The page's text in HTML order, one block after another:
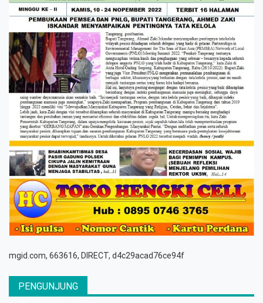
mgid.com, 663616, DIRECT, d4c29acad76ce94f
PENGUNJUNG